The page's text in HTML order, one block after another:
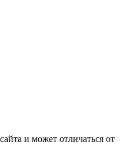
и может отличаться от